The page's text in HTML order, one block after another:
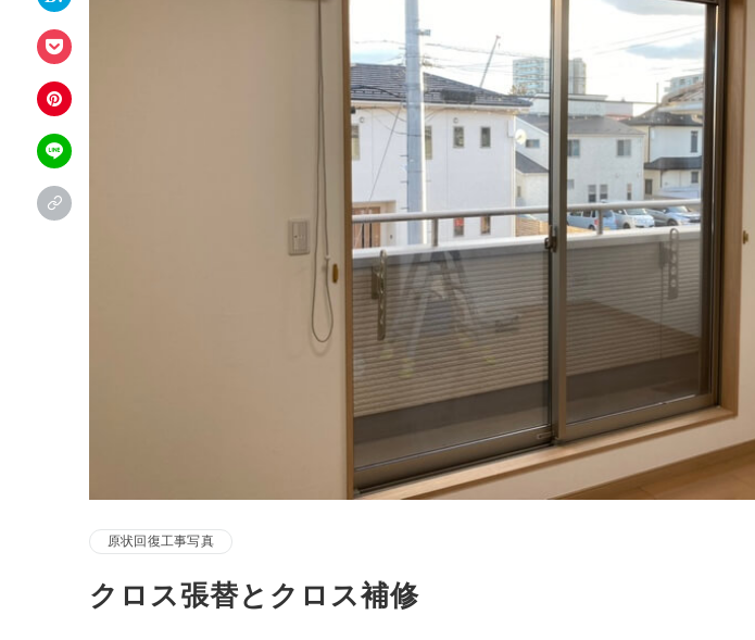
原状回復工事写真
クロス張替とクロス補修